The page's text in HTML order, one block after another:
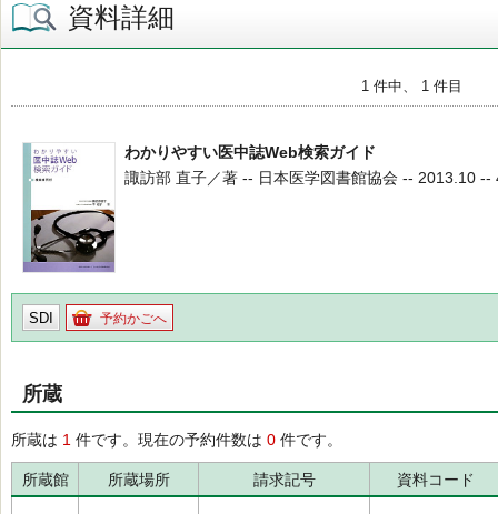
資料詳細
1 件中、 1 件目
わかりやすい医中誌Web検索ガイド
諏訪部 直子／著 -- 日本医学図書館協会 -- 2013.10 --
SDI 予約かごへ
所蔵
所蔵は 1 件です。現在の予約件数は 0 件です。
所蔵館 所蔵場所 請求記号 資料コード